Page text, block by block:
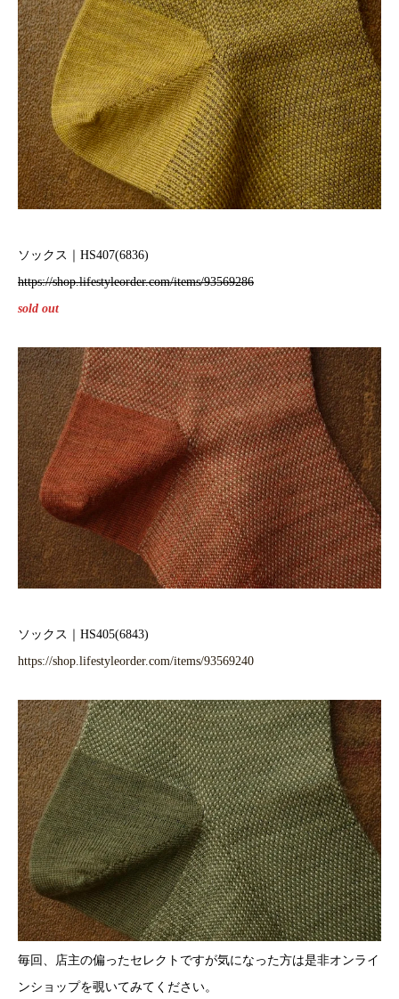
ソックス｜HS407(6836)
https://shop.lifestyleorder.com/items/93569286
sold out
ソックス｜HS405(6843)
https://shop.lifestyleorder.com/items/93569240
毎回、店主の偏ったセレクトですが気になった方は是非オンライ
ンショップを覗いてみてください。